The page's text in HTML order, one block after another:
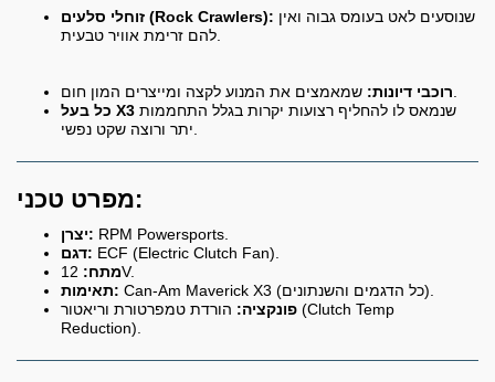
זוחלי סלעים (Rock Crawlers):
רוכבי דיונות:
כל בעל X3
מפרט טכני:
יצרן: RPM Powersports.
דגם: ECF (Electric Clutch Fan).
מתח:12V.
תאימות:
Can-Am Maverick X3 (כל הדגמים והשנתונים).
פונקציה: הורדת טמפרטורת וריאטור (Clutch Temp
Reduction).